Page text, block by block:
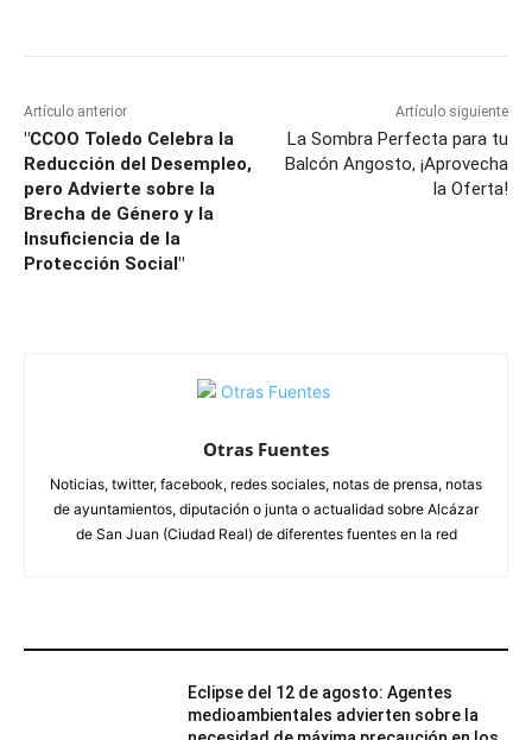
Artículo anterior
"CCOO Toledo Celebra la
Reducción del Desempleo,
pero Advierte sobre la
Brecha de Género y la
Insuficiencia de la
Protección Social"
Artículo siguiente
La Sombra Perfecta para tu
Balcón Angosto, ¡Aprovecha
la Oferta!
Otras Fuentes
Noticias, twitter, facebook, redes sociales, notas de prensa, notas
de ayuntamientos, diputación o junta o actualidad sobre Alcázar
de San Juan (Ciudad Real) de diferentes fuentes en la red
Eclipse del 12 de agosto: Agentes
medioambientales advierten sobre la